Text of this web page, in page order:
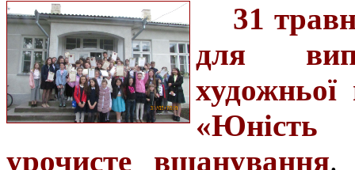
31
для
«Юність
урочисте вшанування.